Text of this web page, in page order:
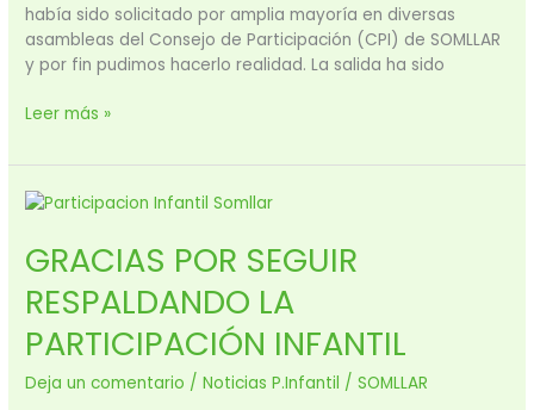
había sido solicitado por amplia mayoría en diversas
asambleas del Consejo de Participación (CPI) de SOMLLAR
y por fin pudimos hacerlo realidad. La salida ha sido
Leer más »
GRACIAS POR SEGUIR
RESPALDANDO LA
PARTICIPACIÓN INFANTIL
Deja un comentario /Noticias P.Infantil /SOMLLAR
GRACIAS
SEGUIR
RESPALDANDO
LA
INFANTIL